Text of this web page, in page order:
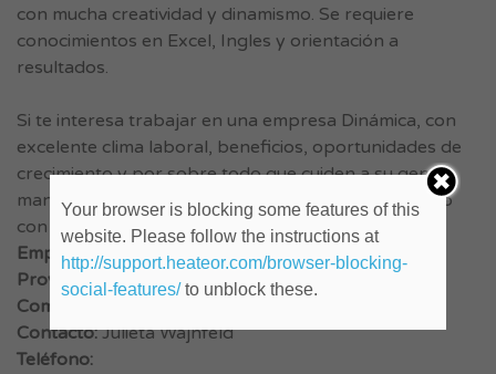
con mucha creatividad y dinamismo. Se requiere
conocimientos en Excel, Ingles y orientación a
resultados.
Si te interesa trabajar en una empresa Dinámica, con
excelente clima laboral, beneficios, oportunidades de
crecimiento y por sobre todo que cuiden a su gente,
mandame tu CV así podemos ponernos en contacto
con vos!
Empresa:Globadlity
Provincia:Capital Federal
Comienzo:
Contacto:Julieta Wajnfeld
Teléfono:
Your browser is blocking some features of this
website. Please follow the instructions at
http://support.heateor.com/browser-blocking-
social-features/to unblock these.